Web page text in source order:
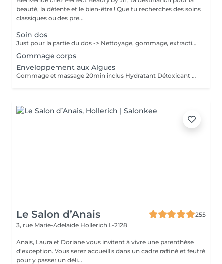
beauté, la détente et le bien-être ! Que tu recherches des soins
classiques ou des pre...
Soin dos
Just pour la partie du dos -> Nettoyage, gommage, extractions des points noirs & boutons,massage 10min et masque 10min
Gommage corps
Enveloppement aux Algues
Gommage et massage 20min inclus Hydratant Détoxicant Purifiant Stimulant
Le Salon d’Anais
255
3, rue Marie-Adelaïde Hollerich L-2128
Anais, Laura et Doriane vous invitent à vivre une parenthèse
d'exception. Vous serez accueillis dans un cadre raffiné et feutré
pour y passer un déli...